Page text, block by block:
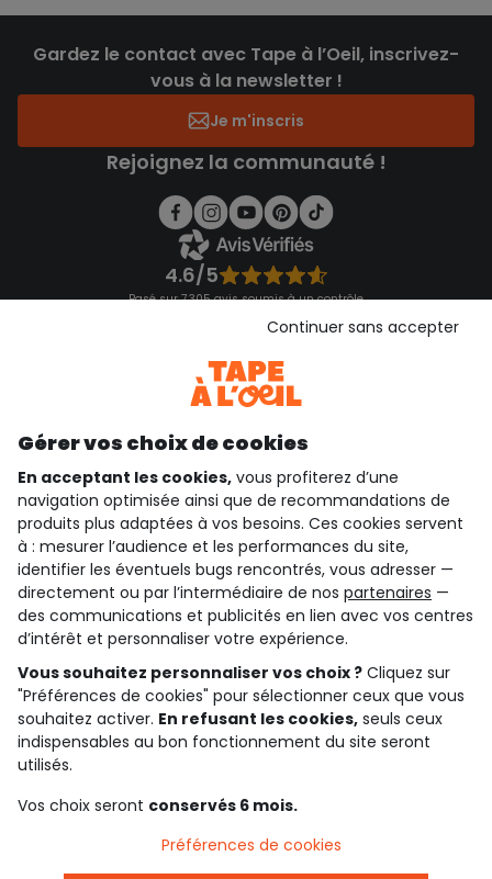
Gardez le contact avec Tape à l’Oeil, inscrivez-
vous à la newsletter !
Je m'inscris
Rejoignez la communauté !
4.6/5
Basé sur 7 305 avis soumis à un contrôle
Consulter les CGU
qui sommes-nous ?
besoin d'aide ?
le club fidélité
notre catalogue
Conditions générales de ventes et d'utilisation
Conditions d’utilisation des réseaux sociaux
Politique de confidentialité
Cookies et données personnelles
Paramètres des cookies
Gérer vos choix de cookies
En acceptant les cookies, vous profiterez d’une
navigation optimisée ainsi que de recommandations de
produits plus adaptées à vos besoins. Ces cookies servent
à : mesurer l’audience et les performances du site,
identifier les éventuels bugs rencontrés, vous adresser —
directement ou par l’intermédiaire de nos partenaires —
des communications et publicités en lien avec vos centres
d’intérêt et personnaliser votre expérience.
Vous souhaitez personnaliser vos choix ? Cliquez sur
"Préférences de cookies" pour sélectionner ceux que vous
souhaitez activer. En refusant les cookies, seuls ceux
indispensables au bon fonctionnement du site seront
utilisés.
Vos choix seront conservés 6 mois.
Continuer sans accepter
Préférences de cookies